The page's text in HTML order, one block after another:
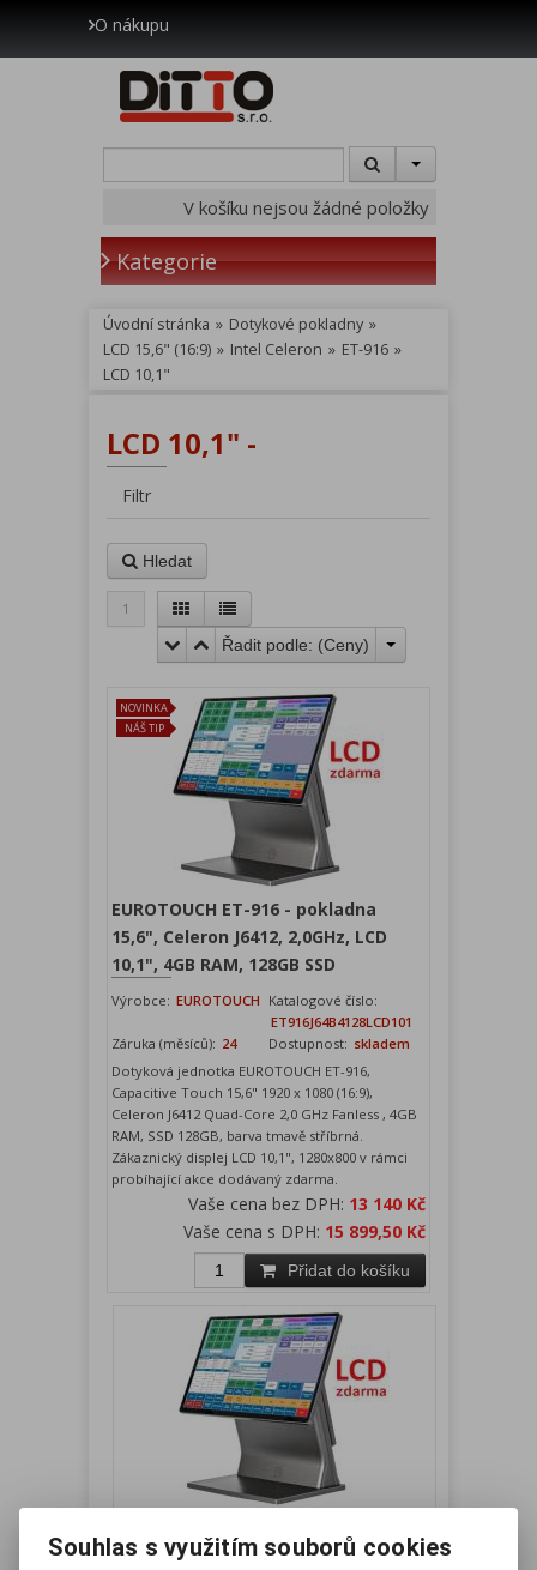
O nákupu
V košíku nejsou žádné položky
Kategorie
Úvodní stránka » Dotykové pokladny »
LCD 15,6" (16:9) » Intel Celeron » ET-916 »
LCD 10,1"
LCD 10,1" -
Filtr
Hledat
1
Řadit podle: (Ceny)
NOVINKA
NÁŠ TIP
EUROTOUCH ET-916 - pokladna
15,6", Celeron J6412, 2,0GHz, LCD
10,1", 4GB RAM, 128GB SSD
Výrobce: EUROTOUCH Katalogové číslo:
ET916J64B4128LCD101
Záruka (měsíců): 24 Dostupnost: skladem
Dotyková jednotka EUROTOUCH ET-916,
Capacitive Touch 15,6" 1920 x 1080 (16:9),
Celeron J6412 Quad-Core 2,0 GHz Fanless , 4GB
RAM, SSD 128GB, barva tmavě stříbrná.
Zákaznický displej LCD 10,1", 1280x800 v rámci
probíhající akce dodávaný zdarma.
Vaše cena bez DPH: 13 140 Kč
Vaše cena s DPH: 15 899,50 Kč
Přidat do košíku
15,6", Celeron J6412, 2,0GHz, LCD
Souhlas s využitím souborů cookies